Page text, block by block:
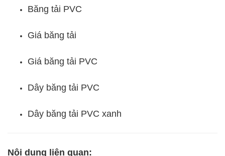
Băng tải PVC
Giá băng tải
Giá băng tải PVC
Dây băng tải PVC
Dây băng tải PVC xanh
Nội dung liên quan: